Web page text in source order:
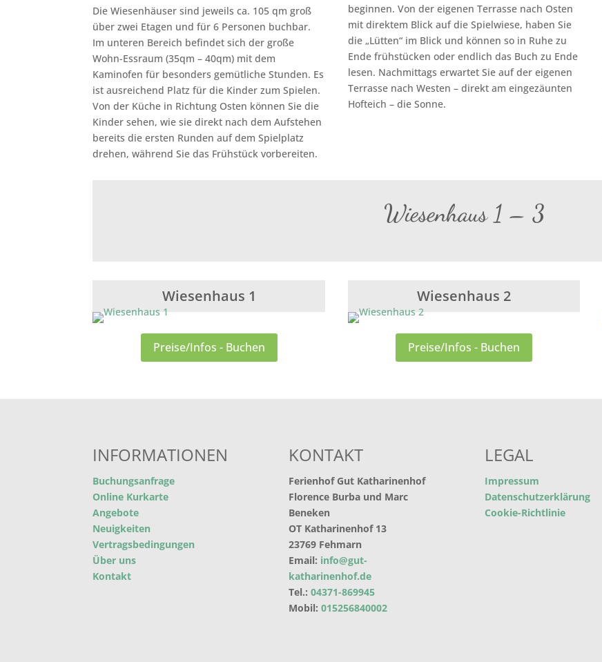
Die Wiesenhäuser sind jeweils ca. 105 qm groß
über zwei Etagen und für 6 Personen buchbar.
Im unteren Bereich befindet sich der große
Wohn-Essraum (35qm – 40qm) mit dem
Kaminofen für besonders gemütliche Stunden. Es
ist ausreichend Platz für die Kinder zum Spielen.
Von der Küche in Richtung Osten können Sie die
Kinder sehen, wie sie direkt nach dem Aufstehen
bereits die ersten Runden auf dem Spielplatz
drehen, während Sie das Frühstück vorbereiten.
beginnen. Von der eigenen Terrasse nach Osten
mit direktem Blick auf die Spielwiese, haben Sie
die „Lütten“ im Blick und können so in Ruhe zu
Ende frühstücken oder endlich das Buch zu Ende
lesen. Nachmittags erwartet Sie auf der eigenen
Terrasse nach Westen – direkt am eingezäunten
Hofteich – die Sonne.
Wiesenhaus 1 – 3
Wiesenhaus 1
Preise/Infos - Buchen
Wiesenhaus 2
Preise/Infos - Buchen
INFORMATIONEN
Buchungsanfrage
Online Kurkarte
Angebote
Neuigkeiten
Vertragsbedingungen
Über uns
Kontakt
KONTAKT
Ferienhof Gut Katharinenhof
Florence Burba und Marc
Beneken
OT Katharinenhof 13
23769 Fehmarn
Email: info@gut-
katharinenhof.de
Tel.: 04371-869945
Mobil: 015256840002
LEGAL
Impressum
Datenschutzerklärung
Cookie-Richtlinie